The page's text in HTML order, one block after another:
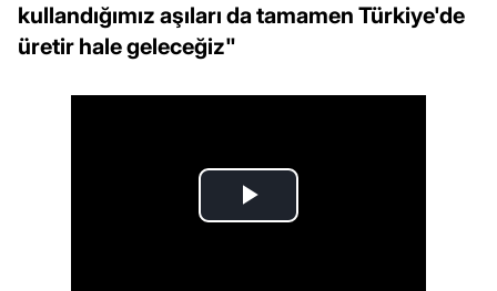
kullandığımız aşıları da tamamen Türkiye'de
üretir hale geleceğiz"